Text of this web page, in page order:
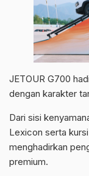
JETOUR G700
dengan karakter
Dari sisi
Lexicon serta
menghadirkan
premium.